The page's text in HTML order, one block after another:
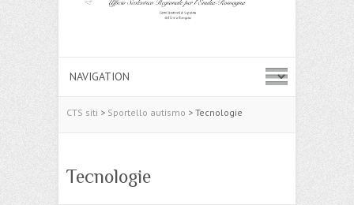
CTS siti > Sportello autismo > Tecnologie
Tecnologie